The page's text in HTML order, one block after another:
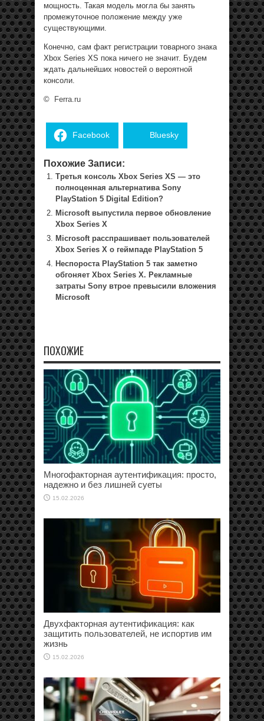
мощность. Такая модель могла бы занять
промежуточное положение между уже
существующими.
Конечно, сам факт регистрации товарного знака
Xbox Series XS пока ничего не значит. Будем
ждать дальнейших новостей о вероятной
консоли.
© Ferra.ru
Facebook Bluesky
Похожие Записи:
Третья консоль Xbox Series XS — это
полноценная альтернатива Sony
PlayStation 5 Digital Edition?
Microsoft выпустила первое обновление
Xbox Series X
Microsoft расспрашивает пользователей
Xbox Series X о геймпаде PlayStation 5
Неспороста PlayStation 5 так заметно
обгоняет Xbox Series X. Рекламные
затраты Sony втрое превысили вложения
Microsoft
ПОХОЖИЕ
Многофакторная аутентификация: просто,
надежно и без лишней суеты
15.02.2026
Двухфакторная аутентификация: как
защитить пользователей, не испортив им
жизнь
15.02.2026